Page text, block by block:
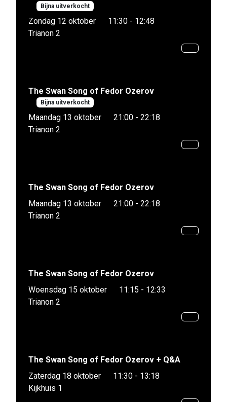
Bijna uitverkocht
Zondag 12 oktober
11:30 - 12:48
Trianon 2
The Swan Song of Fedor Ozerov
Bijna uitverkocht
Maandag 13 oktober
21:00 - 22:18
Trianon 2
The Swan Song of Fedor Ozerov
Maandag 13 oktober
21:00 - 22:18
Trianon 2
The Swan Song of Fedor Ozerov
Woensdag 15 oktober
11:15 - 12:33
Trianon 2
The Swan Song of Fedor Ozerov + Q&A
Zaterdag 18 oktober
11:30 - 13:18
Kijkhuis 1